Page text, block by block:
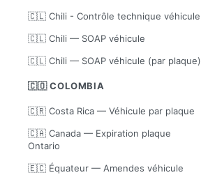
🇨🇱 Chili - Contrôle technique véhicule
🇨🇱 Chili — SOAP véhicule
🇨🇱 Chili — SOAP véhicule (par plaque)
🇨🇴 COLOMBIA
🇨🇷 Costa Rica — Véhicule par plaque
🇨🇦 Canada — Expiration plaque
Ontario
🇪🇨 Équateur — Amendes véhicule